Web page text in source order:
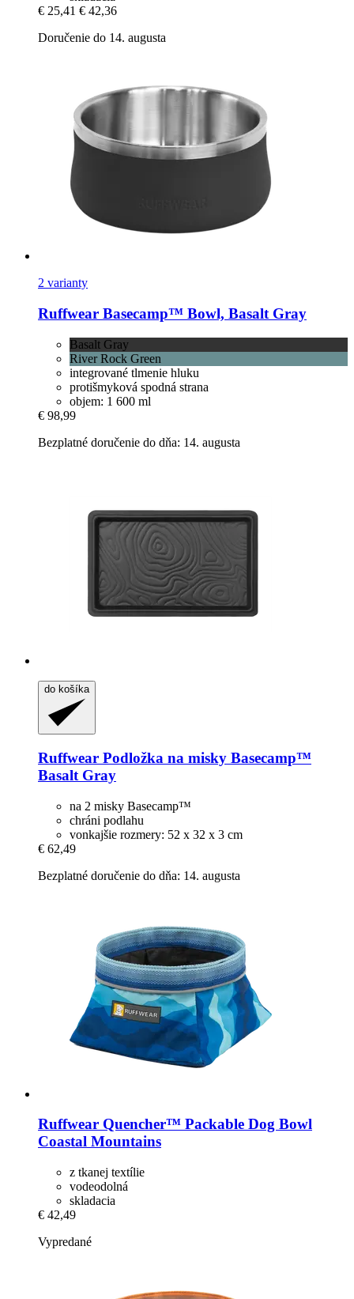
€ 25,41 € 42,36
Doručenie do 14. augusta
2 varianty
Ruffwear Basecamp™ Bowl, Basalt Gray
Basalt Gray
River Rock Green
integrované tlmenie hluku
protišmyková spodná strana
objem: 1 600 ml
€ 98,99
Bezplatné doručenie do dňa: 14. augusta
do košíka
Ruffwear Podložka na misky Basecamp™
Basalt Gray
na 2 misky Basecamp™
chráni podlahu
vonkajšie rozmery: 52 x 32 x 3 cm
€ 62,49
Bezplatné doručenie do dňa: 14. augusta
Ruffwear Quencher™ Packable Dog Bowl
Coastal Mountains
z tkanej textílie
vodeodolná
skladacia
€ 42,49
Vypredané